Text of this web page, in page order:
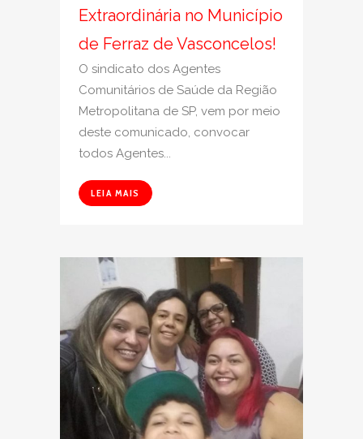
Extraordinária no Município
de Ferraz de Vasconcelos!
O sindicato dos Agentes
Comunitários de Saúde da Região
Metropolitana de SP, vem por meio
deste comunicado, convocar
todos Agentes...
LEIA MAIS